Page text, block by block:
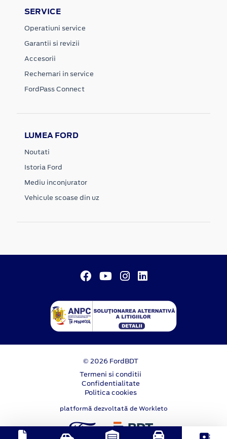
SERVICE
Operatiuni service
Garantii si revizii
Accesorii
Rechemari in service
FordPass Connect
LUMEA FORD
Noutati
Istoria Ford
Mediu inconjurator
Vehicule scoase din uz
© 2026 FordBDT
Termeni si conditii
Confidentialitate
Politica cookies
platformă dezvoltată de Workleto